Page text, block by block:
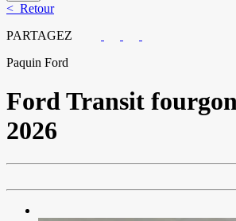
< Retour
PARTAGEZ
Paquin Ford
FordTransit
2026